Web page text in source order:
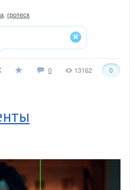
гротеск
0 0
13162